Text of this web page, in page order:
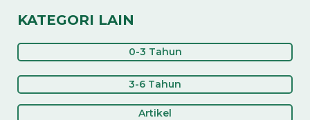
KATEGORI LAIN
0-3 Tahun
3-6 Tahun
Artikel